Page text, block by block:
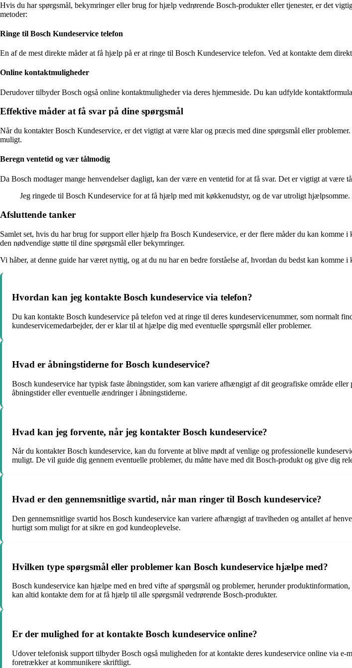
Hvis du har spørgsmål, bekymringer eller brug for hjælp vedrørende Bosch-produkter eller tjenester, er det
metoder:
Ringe til Bosch Kundeservice telefon
En af de mest direkte måder at få hjælp på er at ringe til Bosch Kundeservice telefon. Ved at kontakte dem
Online kontaktmuligheder
Derudover tilbyder Bosch også online kontaktmuligheder via deres hjemmeside. Du kan udfylde
Effektive måder at få svar på dine spørgsmål
Når du kontakter Bosch Kundeservice, er det vigtigt at være klar og præcis med dine spørgsmål eller
muligt.
Beregn ventetid og vær tålmodig
Da Bosch modtager mange henvendelser dagligt, kan der være en ventetid for at få svar. Det er vigtigt at
Jeg ringede til Bosch Kundeservice for at få hjælp med mit køkkenudstyr, og de var utroligt
Afsluttende tanker
Samlet set, hvis du har brug for support eller hjælp fra Bosch Kundeservice, er der flere måder du kan komme
den nødvendige støtte til dine spørgsmål eller bekymringer.
Vi håber, at denne guide har været nyttig, og at du nu har en bedre forståelse af, hvordan du bedst kan komme
Hvordan kan jeg kontakte Bosch kundeservice via telefon?
Du kan kontakte Bosch kundeservice på telefon ved at ringe til deres kundeservicenummer, som normalt
kundeservicemedarbejder, der er klar til at hjælpe dig med eventuelle spørgsmål eller problemer.
Hvad er åbningstiderne for Bosch kundeservice?
Bosch kundeservice har typisk faste åbningstider, som kan variere afhængigt af dit geografiske område
åbningstider eller eventuelle ændringer i åbningstiderne.
Hvad kan jeg forvente, når jeg kontakter Bosch kundeservice?
Når du kontakter Bosch kundeservice, kan du forvente at blive mødt af venlige og professionelle
muligt. De vil guide dig gennem eventuelle problemer, du måtte have med dit Bosch-produkt og give dig
Hvad er den gennemsnitlige svartid, når man ringer til Bosch kundeservice?
Den gennemsnitlige svartid hos Bosch kundeservice kan variere afhængigt af travlheden og antallet af
hurtigt som muligt for at sikre en god kundeoplevelse.
Hvilken type spørgsmål eller problemer kan Bosch kundeservice hjælpe med?
Bosch kundeservice kan hjælpe med en bred vifte af spørgsmål og problemer, herunder
kan altid kontakte dem for at få hjælp til alle spørgsmål vedrørende Bosch-produkter.
Er der mulighed for at kontakte Bosch kundeservice online?
Udover telefonisk support tilbyder Bosch også muligheden for at kontakte deres kundeservice online via
foretrækker at kommunikere skriftligt.